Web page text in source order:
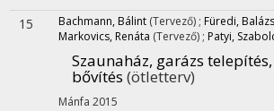
15 Bachmann, Bálint (Tervező) ; Füredi, Balázs
Markovics, Renáta (Tervező) ; Patyi,
Szaunaház, garázs
bővítés (ötletterv)
Mánfa 2015